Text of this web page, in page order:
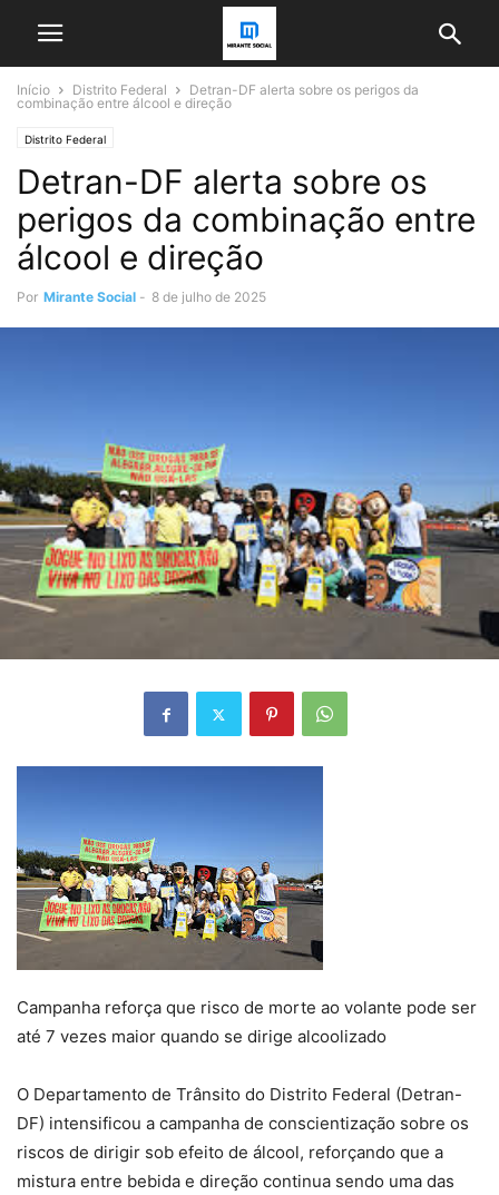
Início Distrito Federal
Detran-DF alerta sobre os perigos da
combinação entre álcool e direção
Distrito Federal
Detran-DF alerta sobre os
perigos da combinação entre
álcool e direção
Por Mirante Social - 8 de julho de 2025
Campanha reforça que risco de morte ao volante pode ser
até 7 vezes maior quando se dirige alcoolizado
O Departamento de Trânsito do Distrito Federal (Detran-
DF) intensificou a campanha de conscientização sobre os
riscos de dirigir sob efeito de álcool, reforçando que a
mistura entre bebida e direção continua sendo uma das